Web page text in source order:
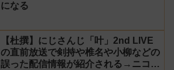
になる
【杜撰】にじさんじ「叶」2nd LIVE
の直前放送で剣持や椎名や小柳などの
誤った配信情報が紹介される→ニコニ